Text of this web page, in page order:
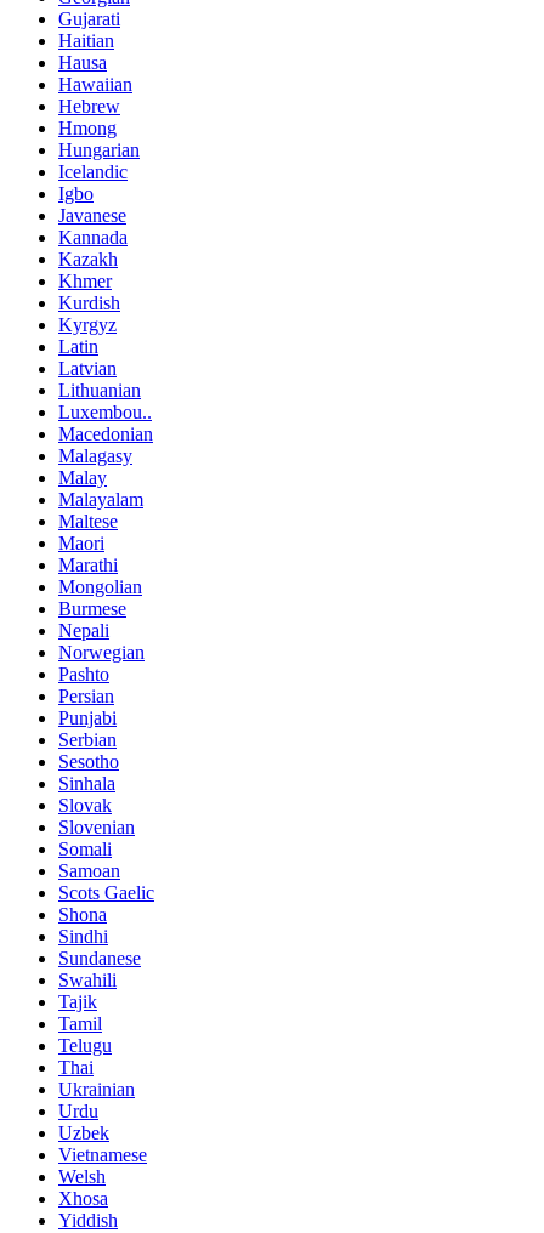
Gujarati
Haitian
Hausa
Hawaiian
Hebrew
Hmong
Hungarian
Icelandic
Igbo
Javanese
Kannada
Kazakh
Khmer
Kurdish
Kyrgyz
Latin
Latvian
Lithuanian
Luxembou..
Macedonian
Malagasy
Malay
Malayalam
Maltese
Maori
Marathi
Mongolian
Burmese
Nepali
Norwegian
Pashto
Persian
Punjabi
Serbian
Sesotho
Sinhala
Slovak
Slovenian
Somali
Samoan
Scots Gaelic
Shona
Sindhi
Sundanese
Swahili
Tajik
Tamil
Telugu
Thai
Ukrainian
Urdu
Uzbek
Vietnamese
Welsh
Xhosa
Yiddish